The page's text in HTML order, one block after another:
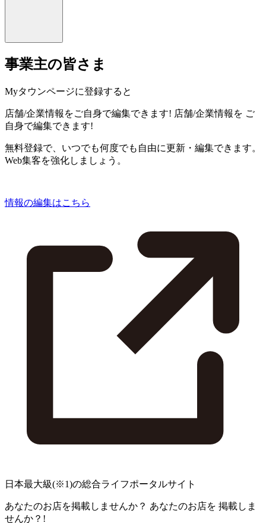
事業主の皆さま
Myタウンページに登録すると
店舗/企業情報をご自身で編集できます! 店舗/企業情報を ご
自身で編集できます!
無料登録で、いつでも何度でも自由に更新・編集できます。
Web集客を強化しましょう。
情報の編集はこちら
日本最大級(※1)の総合ライフポータルサイト
あなたのお店を掲載しませんか？ あなたのお店を 掲載しま
せんか？!